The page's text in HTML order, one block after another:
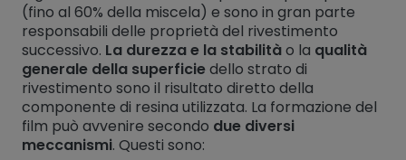
(fino al 60% della miscela) e sono in gran parte
responsabili delle proprietà del rivestimento
successivo. La durezza e la stabilitào la qualità
generale della superficiedello strato di
rivestimento sono il risultato diretto della
componente di resina utilizzata. La formazione del
film può avvenire secondo due diversi
meccanismi. Questi sono: